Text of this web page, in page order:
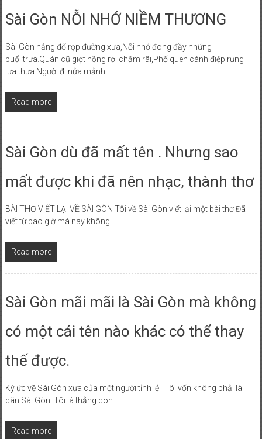
Sài Gòn NỖI NHỚ NIỀM THƯƠNG
Sài Gòn nắng đổ rợp đường xưa,Nỗi nhớ đong đầy những
buổi trưa.Quán cũ giọt nồng rơi chậm rãi,Phố quen cánh điệp rụng
lưa thưa.Người đi nửa mảnh
Read more
Sài Gòn dù đã mất tên . Nhưng sao
mất được khi đã nên nhạc, thành thơ
BÀI THƠ VIẾT LẠI VỀ SÀI GÒN Tôi về Sài Gòn viết lại một bài thơ Đã
viết từ bao giờ mà nay không
Read more
Sài Gòn mãi mãi là Sài Gòn mà không
có một cái tên nào khác có thể thay
thế được.
Ký ức về Sài Gòn xưa của một người tỉnh lẻ Tôi vốn không phải là
dân Sài Gòn. Tôi là thằng con
Read more